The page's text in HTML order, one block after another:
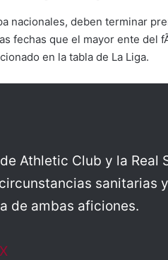
nacionales, deben terminar
fechas que el mayor ente del
en la tabla de La Liga.
Athletic Club y la Real
sanitarias
de ambas aficiones.